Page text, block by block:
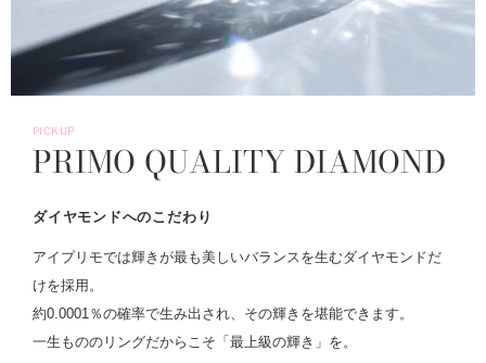
PICKUP
PRIMO QUALITY DIAMOND
ダイヤモンドへのこだわり
アイプリモでは輝きが最も美しいバランスを生むダイヤモンドだ
けを採用。
約0.0001％の確率で生み出され、その輝きを堪能できます。
一生もののリングだからこそ「最上級の輝き」を。